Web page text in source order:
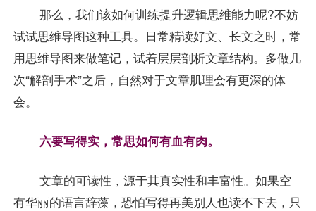
那么，我们该如何训练提升逻辑思维能力呢?不妨
试试思维导图这种工具。日常精读好文、长文之时，常
用思维导图来做笔记，试着层层剖析文章结构。多做几
次“解剖手术”之后，自然对于文章肌理会有更深的体
会。
六要写得实，常思如何有血有肉。
文章的可读性，源于其真实性和丰富性。如果空
有华丽的语言辞藻，恐怕写得再美别人也读不下去，只